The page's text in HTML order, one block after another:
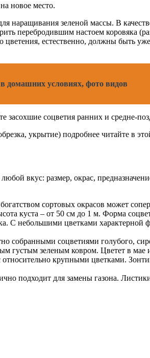
новое место.
наращивания зеленой массы. В
перебродившим настоем
естественно, должны быть
домашних условиях, фото видов
засохшие соцветия ранних и средне-
укрытие) подробнее читайте в
любой вкус: размер, окрас,
сортовых окрасов может
куста – от 50 см до 1 м. Форма
С небольшими цветками
соцветиями голубого,
густым зеленым ковром. Цветет в мае
крупными цветками.
подходит для замены газона.